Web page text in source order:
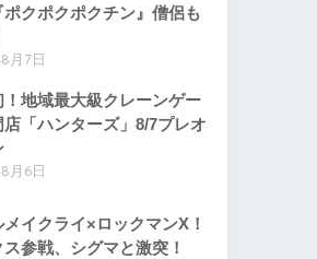
ポクポクポクチン』僧侶も
月7日
！地域最大級クレーンゲー
店「ハンターズ」8/7プレオ
月6日
イクライ×ロックマンX！
ス参戦、シグマと激突！